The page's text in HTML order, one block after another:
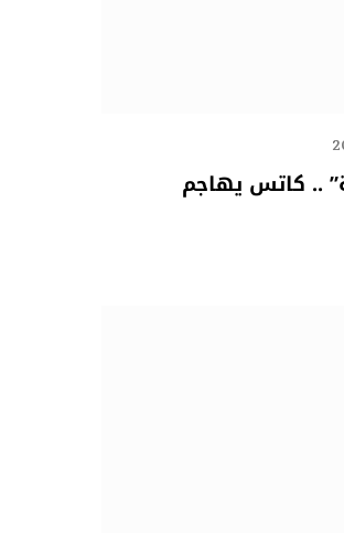
.. كاتس يهاجم